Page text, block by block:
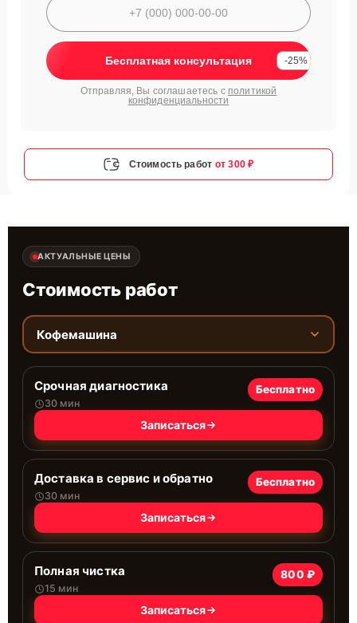
Бесплатная консультация -25%
Отправляя, Вы соглашаетесь с политикой
конфиденциальности
Стоимость работ от 300 ₽
АКТУАЛЬНЫЕ ЦЕНЫ
Стоимость работ
Кофемашина
Срочная диагностика
30 мин
Бесплатно
Записаться
Доставка в сервис и обратно
30 мин
Бесплатно
Записаться
Полная чистка
15 мин
800 ₽
Записаться